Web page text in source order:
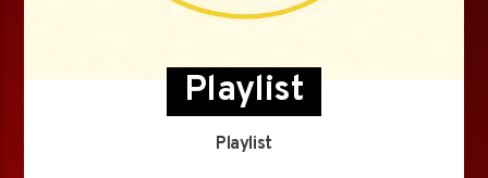
Playlist
Playlist